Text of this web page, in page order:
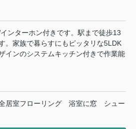
ンターホン付きです。駅まで徒歩13
。家族で暮らすにもピッタリな5LDK
インのシステムキッチン付きで作業能
居室フローリング 浴室に窓
シュー